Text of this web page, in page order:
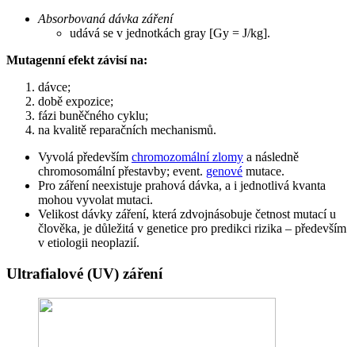
Absorbovaná dávka záření
udává se v jednotkách gray [Gy = J/kg].
Mutagenní efekt závisí na:
dávce;
době expozice;
fázi buněčného cyklu;
na kvalitě reparačních mechanismů.
Vyvolá především chromozomální zlomy a následně
chromosomální přestavby; event. genové mutace.
Pro záření neexistuje prahová dávka, a i jednotlivá kvanta
mohou vyvolat mutaci.
Velikost dávky záření, která zdvojnásobuje četnost mutací u
člověka, je důležitá v genetice pro predikci rizika – především
v etiologii neoplazií.
Ultrafialové (UV) záření